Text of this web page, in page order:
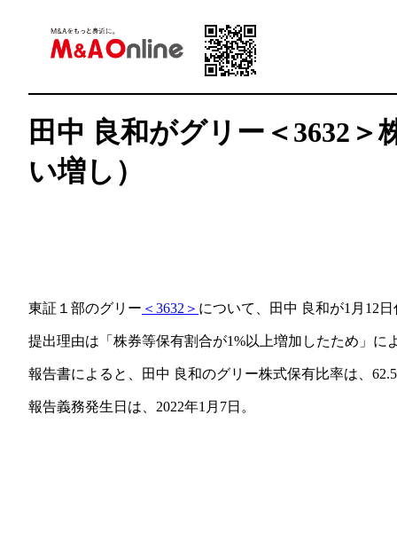
田中 良和がグリー＜3632
い増し）
東証１部のグリー ＜3632＞ について、田中 良和が1月12
提出理由は「株券等保有割合が1%以上増加したため」に
報告書によると、田中 良和のグリー株式保有比率は、
報告義務発生日は、2022年1月7日。